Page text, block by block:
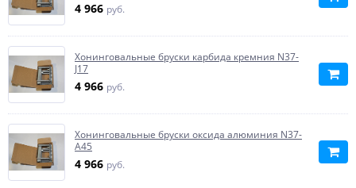
4 966 руб.
Хонинговальные бруски карбида кремния N37-
J17
4 966 руб.
Хонинговальные бруски оксида алюминия N37-
A45
4 966 руб.